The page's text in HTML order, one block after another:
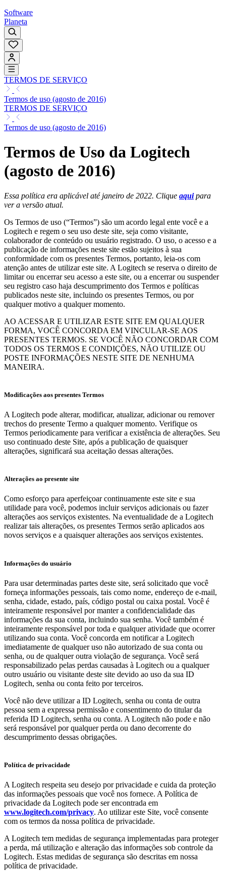
Software
Planeta
TERMOS DE SERVIÇO
Termos de uso (agosto de 2016)
TERMOS DE SERVIÇO
Termos de uso (agosto de 2016)
Termos de Uso da Logitech
(agosto de 2016)
Essa política era aplicável até janeiro de 2022. Clique aquipara
ver a versão atual.
Os Termos de uso (“Termos”) são um acordo legal ente você e a
Logitech e regem o seu uso deste site, seja como visitante,
colaborador de conteúdo ou usuário registrado. O uso, o acesso e a
publicação de informações neste site estão sujeitos à sua
conformidade com os presentes Termos, portanto, leia-os com
atenção antes de utilizar este site. A Logitech se reserva o direito de
limitar ou encerrar seu acesso a este site, ou a encerrar ou suspender
seu registro caso haja descumprimento dos Termos e políticas
publicados neste site, incluindo os presentes Termos, ou por
qualquer motivo a qualquer momento.
AO ACESSAR E UTILIZAR ESTE SITE EM QUALQUER
FORMA, VOCÊ CONCORDA EM VINCULAR-SE AOS
PRESENTES TERMOS. SE VOCÊ NÃO CONCORDAR COM
TODOS OS TERMOS E CONDIÇÕES, NÃO UTILIZE OU
POSTE INFORMAÇÕES NESTE SITE DE NENHUMA
MANEIRA.
Modificações aos presentes Termos
A Logitech pode alterar, modificar, atualizar, adicionar ou remover
trechos do presente Termo a qualquer momento. Verifique os
Termos periodicamente para verificar a existência de alterações. Seu
uso continuado deste Site, após a publicação de quaisquer
alterações, significará sua aceitação dessas alterações.
Alterações ao presente site
Como esforço para aperfeiçoar continuamente este site e sua
utilidade para você, podemos incluir serviços adicionais ou fazer
alterações aos serviços existentes. Na eventualidade de a Logitech
realizar tais alterações, os presentes Termos serão aplicados aos
novos serviços e a quaisquer alterações aos serviços existentes.
Informações do usuário
Para usar determinadas partes deste site, será solicitado que você
forneça informações pessoais, tais como nome, endereço de e-mail,
senha, cidade, estado, país, código postal ou caixa postal. Você é
inteiramente responsável por manter a confidencialidade das
informações da sua conta, incluindo sua senha. Você também é
inteiramente responsável por toda e qualquer atividade que ocorrer
utilizando sua conta. Você concorda em notificar a Logitech
imediatamente de qualquer uso não autorizado de sua conta ou
senha, ou de qualquer outra violação de segurança. Você será
responsabilizado pelas perdas causadas à Logitech ou a qualquer
outro usuário ou visitante deste site devido ao uso da sua ID
Logitech, senha ou conta feito por terceiros.
Você não deve utilizar a ID Logitech, senha ou conta de outra
pessoa sem a expressa permissão e consentimento do titular da
referida ID Logitech, senha ou conta. A Logitech não pode e não
será responsável por qualquer perda ou dano decorrente do
descumprimento dessas obrigações.
Política de privacidade
A Logitech respeita seu desejo por privacidade e cuida da proteção
das informações pessoais que você nos fornece. A Política de
privacidade da Logitech pode ser encontrada em
www.logitech.com/privacy. Ao utilizar este Site, você consente
com os termos da nossa política de privacidade.
A Logitech tem medidas de segurança implementadas para proteger
a perda, má utilização e alteração das informações sob controle da
Logitech. Estas medidas de segurança são descritas em nossa
política de privacidade.